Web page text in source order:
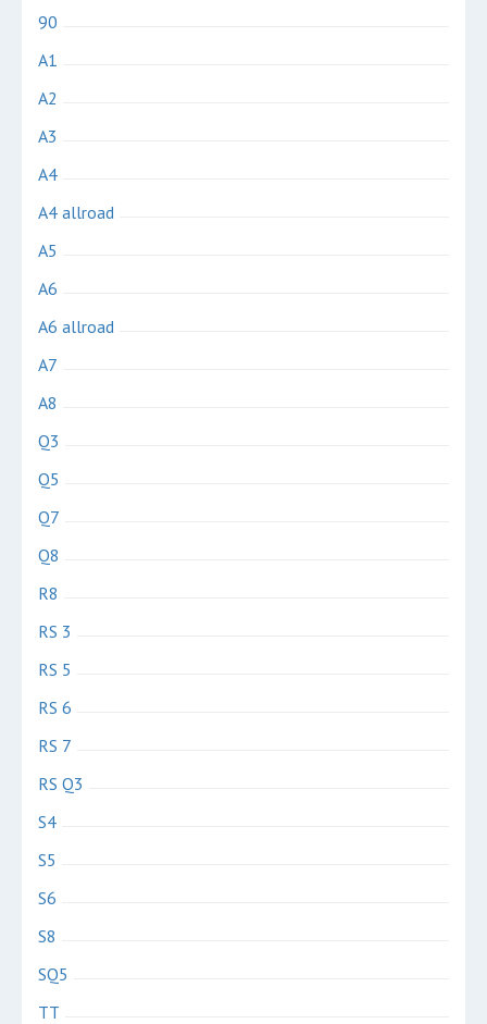
90
A1
A2
A3
A4
A4 allroad
A5
A6
A6 allroad
A7
A8
Q3
Q5
Q7
Q8
R8
RS 3
RS 5
RS 6
RS 7
RS Q3
S4
S5
S6
S8
SQ5
TT